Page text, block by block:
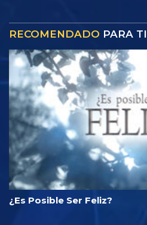
RECOMENDADO PARA TI
¿Es Posible Ser Feliz?